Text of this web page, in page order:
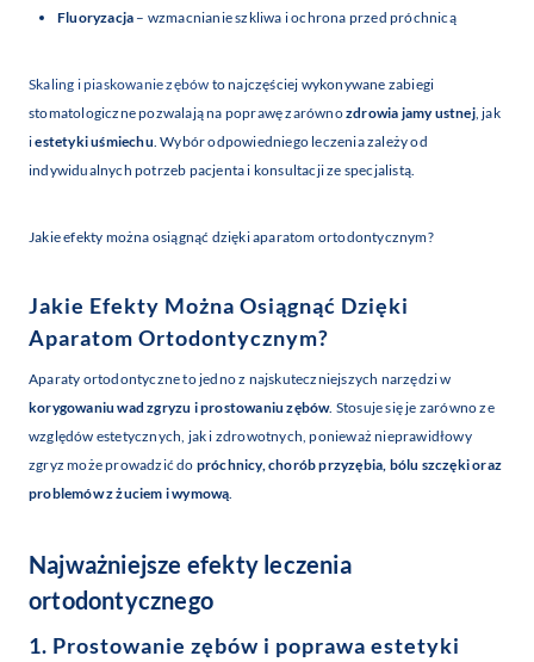
Fluoryzacja – wzmacnianie szkliwa i ochrona przed próchnicą
Skaling i piaskowanie zębów to najczęściej wykonywane zabiegi
stomatologiczne pozwalają na poprawę zarównozdrowia jamy ustnej, jak
iestetyki uśmiechu. Wybór odpowiedniego leczenia zależy od
indywidualnych potrzeb pacjenta i konsultacji ze specjalistą.
Jakie efekty można osiągnąć dzięki aparatom ortodontycznym?
Jakie Efekty Można Osiągnąć Dzięki
Aparatom Ortodontycznym?
Aparaty ortodontyczne to jedno z najskuteczniejszych narzędzi w
korygowaniu wad zgryzu i prostowaniu zębów. Stosuje się je zarówno ze
względów estetycznych, jak i zdrowotnych, ponieważ nieprawidłowy
zgryz może prowadzić do próchnicy, chorób przyzębia, bólu szczęki oraz
problemów z żuciem i wymową.
Najważniejsze efekty leczenia
ortodontycznego
1. Prostowanie zębów i poprawa estetyki